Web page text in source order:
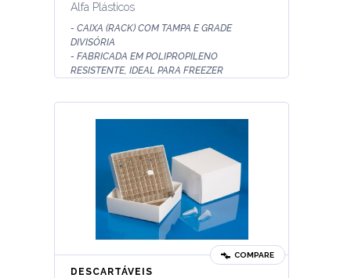
Alfa Plásticos
- CAIXA (RACK) COM TAMPA E GRADE
DIVISÓRIA
- FABRICADA EM POLIPROPILENO
RESISTENTE, IDEAL PARA FREEZER
COMPARE
DESCARTÁVEIS